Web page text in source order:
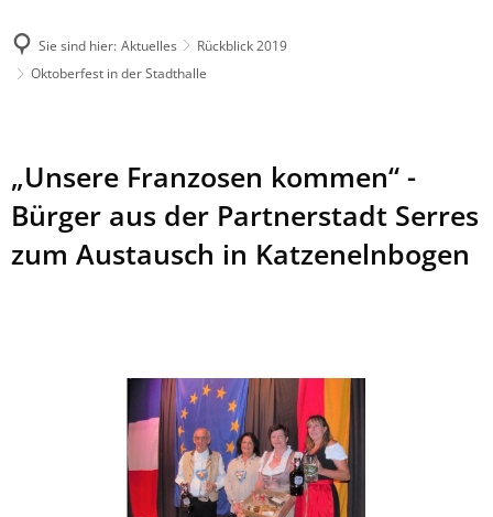
Sie sind hier: Aktuelles
Rückblick 2019
Oktoberfest in der Stadthalle
„Unsere Franzosen kommen“ -
Bürger aus der Partnerstadt Serres
zum Austausch in Katzenelnbogen